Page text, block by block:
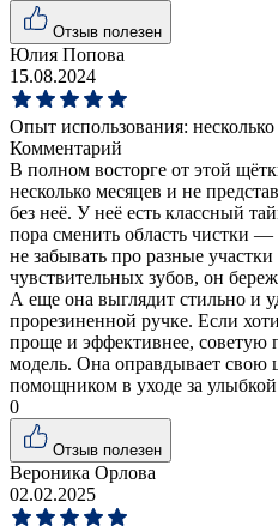
Отзыв полезен
Юлия Попова
15.08.2024
Опыт использования:
Комментарий
В полном восторге от этой
несколько месяцев и не
без неё. У неё есть классный
пора сменить область чистки —
не забывать про разные
чувствительных зубов, он
А еще она выглядит стильно и
прорезиненной ручке. Если
проще и эффективнее, советую
модель. Она оправдывает свою
помощником в уходе за
0
Отзыв полезен
Вероника Орлова
02.02.2025